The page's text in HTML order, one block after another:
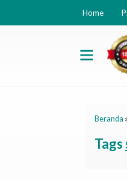
Home
Beranda »
Tags